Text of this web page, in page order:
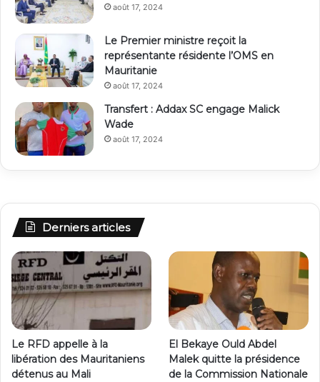
août 17, 2024
Le Premier ministre reçoit la
représentante résidente l’OMS en
Mauritanie
août 17, 2024
Transfert : Addax SC engage Malick
Wade
août 17, 2024
Derniers articles
Le RFD appelle à la
libération des Mauritaniens
détenus au Mali
El Bekaye Ould Abdel
Malek quitte la présidence
de la Commission Nationale